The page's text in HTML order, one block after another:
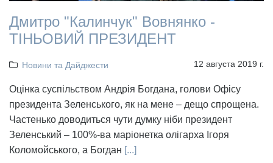
Дмитро "Калинчук" Вовнянко -
ТІНЬОВИЙ ПРЕЗИДЕНТ
Новини та Дайджести 12 августа 2019 г.
Оцінка суспільством Андрія Богдана, голови Офісу
президента Зеленського, як на мене – дещо спрощена.
Частенько доводиться чути думку ніби президент
Зеленський – 100%-ва маріонетка олігарха Ігоря
Коломойського, а Богдан [...]